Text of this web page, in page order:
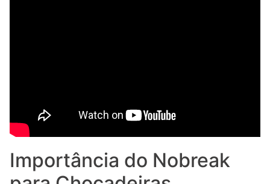
Importância do Nobreak